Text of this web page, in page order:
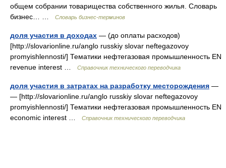
общем собрании товарищества собственного жилья. Словарь
бизнес… …
Словарь бизнес-терминов
доля участия в доходах — (до оплаты расходов)
[http://slovarionline.ru/anglo russkiy slovar neftegazovoy
promyishlennosti/] Тематики нефтегазовая промышленность EN
revenue interest …
Справочник технического переводчика
доля участия в затратах на разработку месторождения —
— [http://slovarionline.ru/anglo russkiy slovar neftegazovoy
promyishlennosti/] Тематики нефтегазовая промышленность EN
economic interest …
Справочник технического переводчика